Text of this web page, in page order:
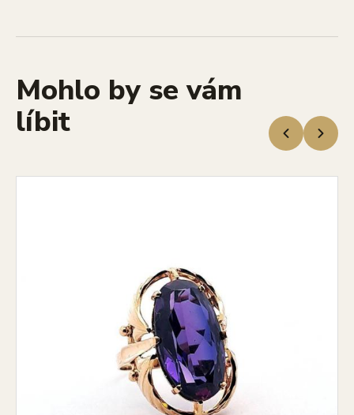
Mohlo by se vám
líbit